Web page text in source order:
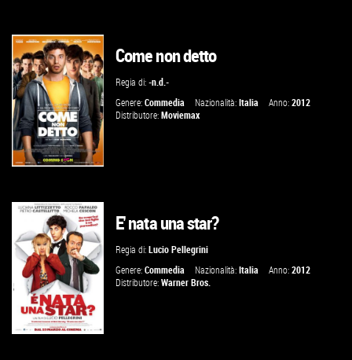
VAI ALLA SCHEDA
VAI ALLA SCHEDA
Come non detto
Regia di:-n.d.-
Genere:Commedia Nazionalità:Italia Anno:2012
Distributore:Moviemax
E' nata una star?
Regia di:Lucio Pellegrini
Genere:Commedia Nazionalità:Italia Anno:2012
Distributore:Warner Bros.